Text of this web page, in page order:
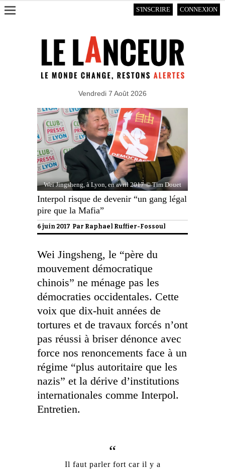
S'INSCRIRE CONNEXION
Vendredi 7 Août 2026
Wei Jingsheng, à Lyon, en avril 2017 © Tim Douet
Interpol risque de devenir “un gang légal
pire que la Mafia”
6 juin 2017 Par Raphael Ruffier-Fossoul
Wei Jingsheng, le “père du
mouvement démocratique
chinois” ne ménage pas les
démocraties occidentales. Cette
voix que dix-huit années de
tortures et de travaux forcés n’ont
pas réussi à briser dénonce avec
force nos renoncements face à un
régime “plus autoritaire que les
nazis” et la dérive d’institutions
internationales comme Interpol.
Entretien.
Il faut parler fort car il y a